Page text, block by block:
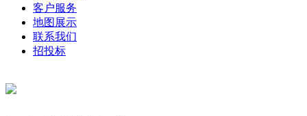
客户服务
地图展示
联系我们
招投标